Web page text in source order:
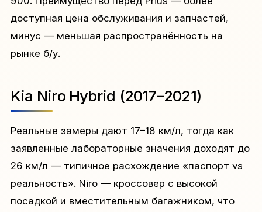
доступная цена обслуживания и запчастей,
минус — меньшая распространённость на
рынке б/у.
Kia Niro Hybrid (2017–2021)
Реальные замеры дают 17–18 км/л, тогда как
заявленные лабораторные значения доходят до
26 км/л — типичное расхождение «паспорт vs
реальность». Niro — кроссовер с высокой
посадкой и вместительным багажником, что